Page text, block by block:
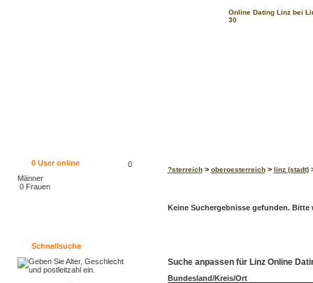
Online Dating Linz bei
30
0User online
0
Männer
0 Frauen
Schnellsuche
?sterreich> oberoesterreich> linz (stadt)
Keine Suchergebnisse gefunden. Bitte
Suche anpassen für Linz Online
Bundesland/Kreis/Ort